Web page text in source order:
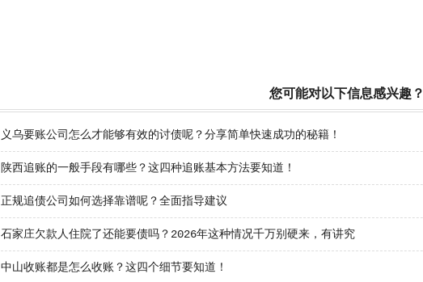
您可能对以下信息感兴趣？
义乌要账公司怎么才能够有效的讨债呢？分享简单快速成功的秘籍！
陕西追账的一般手段有哪些？这四种追账基本方法要知道！
正规追债公司如何选择靠谱呢？全面指导建议
石家庄欠款人住院了还能要债吗？2026年这种情况千万别硬来，有讲究
中山收账都是怎么收账？这四个细节要知道！